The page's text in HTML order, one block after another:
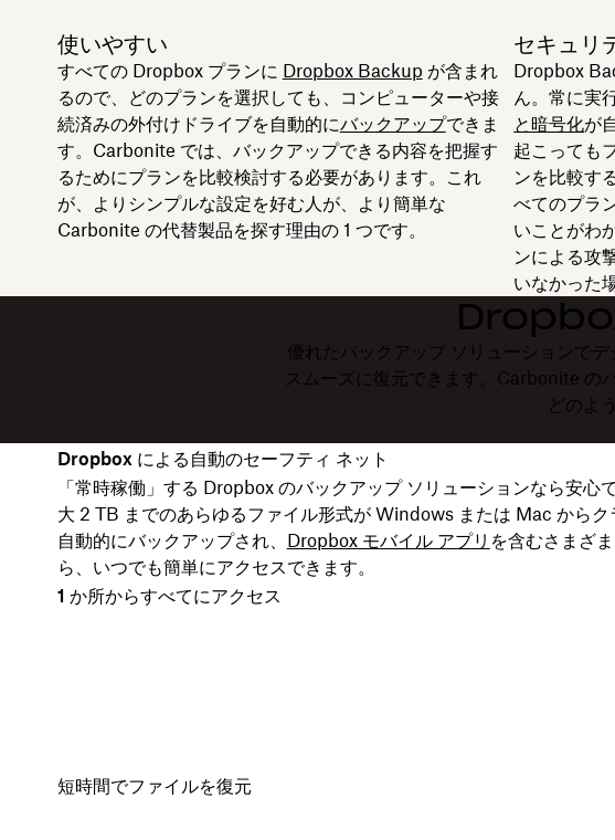
使いやすい
すべての Dropbox プランに Dropbox Backup が含まれ
るので、どのプランを選択しても、コンピューターや接
続済みの外付けドライブを自動的にバックアップできま
す。Carbonite では、バックアップできる内容を把握す
るためにプランを比較検討する必要があります。これ
が、よりシンプルな設定を好む人が、より簡単な
Carbonite の代替製品を探す理由の 1 つです。
セキュリ
Dropbox
ん。常に実
と暗号化が
起こっても
ンを比較す
べてのプラ
いことがわ
ンによる攻
いなかった
優れたバックアップ ソリューションで
スムーズに復元できます。Carbonite の
どのよ
Dropbox による自動のセーフティ ネット
「常時稼働」する Dropbox のバックアップ ソリューションなら安心
大 2 TB までのあらゆるファイル形式が Windows または Mac からク
自動的にバックアップされ、 Dropbox モバイル アプリ を含むさまざ
ら、いつでも簡単にアクセスできます。
1 か所からすべてにアクセス
短時間でファイルを復元